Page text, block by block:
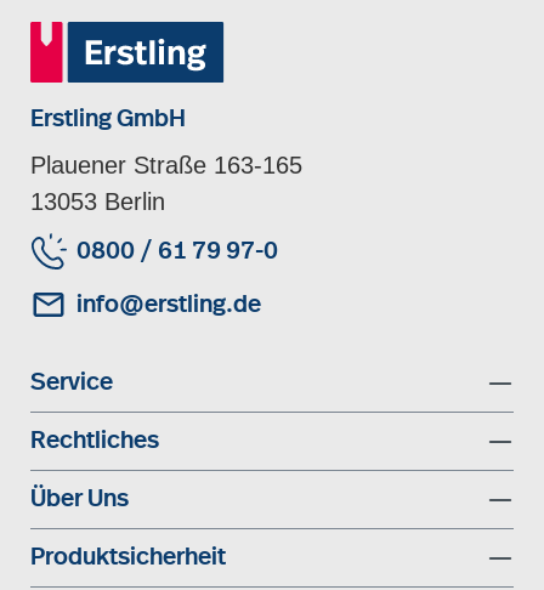
Erstling GmbH
Plauener Straße 163-165
13053 Berlin
0800 / 61 79 97-0
info@erstling.de
Service
Rechtliches
Über Uns
Produktsicherheit